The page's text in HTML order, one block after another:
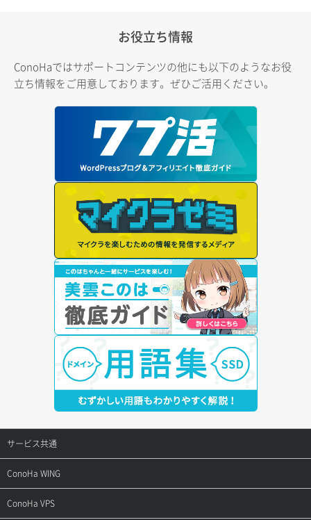
お役立ち情報
ConoHaではサポートコンテンツの他にも以下のようなお役
立ち情報をご用意しております。ぜひご活用ください。
サービス共通
サポートトップ
ご契約・お支払い
ConoHa WING
サポートトップ
ConoHa VPS